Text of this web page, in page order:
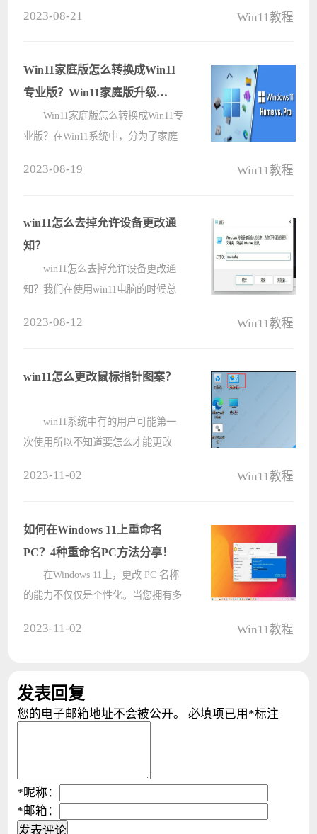
对这个问题，我们可以进系统设置把
Sec????
2023-08-21 Win11教程
Win11家庭版怎么转换成Win11
专业版？Win11家庭版升级
Win11专业版方法
Win11家庭版怎么转换成Win11专
业版？在Win11系统中，分为了家庭
怎么把Win11家庭版装换成Win11专业
版吧????
2023-08-19 Win11教程
win11怎么去掉允许设备更改通
知？
win11怎么去掉允许设备更改通
知？我们在使用win11电脑的时候总
来为用户们来仔细的介绍一下
2023-08-12 Win11教程
win11怎么更改鼠标指针图案？
win11系统中有的用户可能第一
次使用所以不知道要怎么才能更改
是具体的win11更换鼠标指针图案的
方法介绍????
2023-11-02 Win11教程
如何在Windows 11上重命名
PC？4种重命名PC方法分享！
在Windows 11上，更改 PC 名称
的能力不仅仅是个性化。当您拥有多
&ld????
2023-11-02 Win11教程
发表回复
您的电子邮箱地址不会被公开。 必填项已用 *标注
*昵称：
*邮箱：